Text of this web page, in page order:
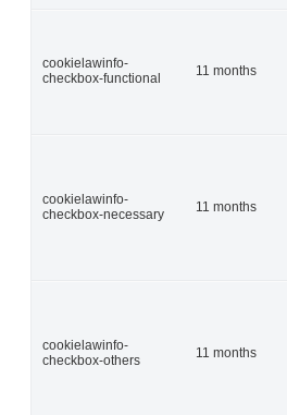
cookielawinfo-
checkbox-functional
11 months
cookielawinfo-
checkbox-necessary
11 months
cookielawinfo-
checkbox-others
11 months